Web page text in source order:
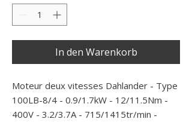
In den Warenkorb
Moteur deux vitesses Dahlander - Type
100LB-8/4 - 0.9/1.7kW - 12/11.5Nm -
400V - 3.2/3.7A - 715/1415tr/min -